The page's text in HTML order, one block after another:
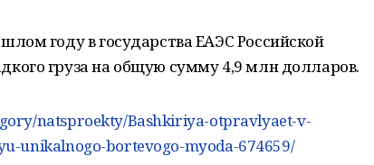
году в государства ЕАЭС Российской
груза на общую сумму 4,9 млн долларов.
natsproekty/Bashkiriya-otpravlyaet-v-
unikalnogo-bortevogo-myoda-674659/